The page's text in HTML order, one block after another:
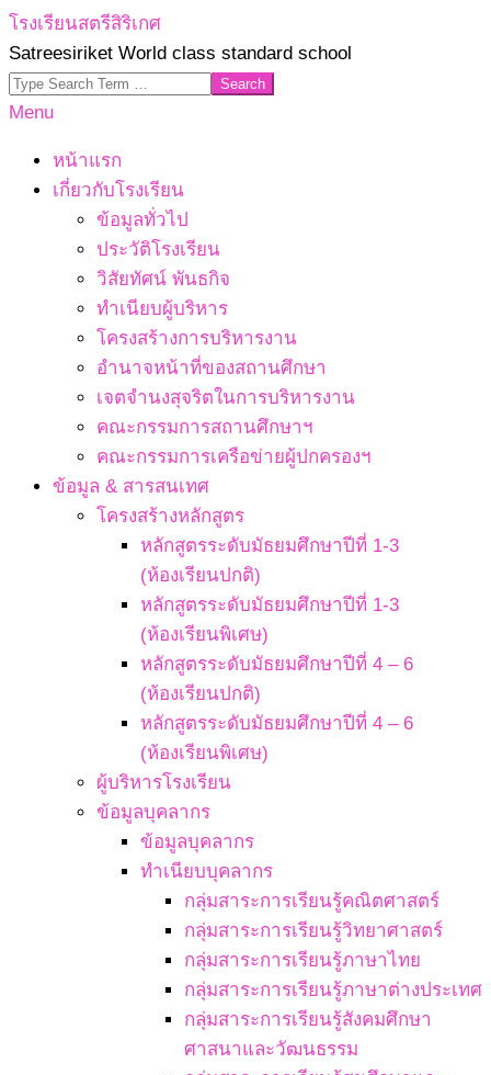
Skip
to
content
โรงเรียนสตรีสิริเกศ
Satreesiriket World class standard school
Search
Primary
Menu
Menu
หน้าแรก
เกี่ยวกับโรงเรียน
ข้อมูลทั่วไป
ประวัติโรงเรียน
วิสัยทัศน์ พันธกิจ
ทำเนียบผู้บริหาร
โครงสร้างการบริหารงาน
อำนาจหน้าที่ของสถานศึกษา
เจตจํานงสุจริตในการบริหารงาน
คณะกรรมการสถานศึกษาฯ
คณะกรรมการเครือข่ายผู้ปกครองฯ
ข้อมูล & สารสนเทศ
โครงสร้างหลักสูตร
หลักสูตรระดับมัธยมศึกษาปีที่ 1-3
(ห้องเรียนปกติ)
หลักสูตรระดับมัธยมศึกษาปีที่ 1-3
(ห้องเรียนพิเศษ)
หลักสูตรระดับมัธยมศึกษาปีที่ 4 – 6
(ห้องเรียนปกติ)
หลักสูตรระดับมัธยมศึกษาปีที่ 4 – 6
(ห้องเรียนพิเศษ)
ผู้บริหารโรงเรียน
ข้อมูลบุคลากร
ข้อมูลบุคลากร
ทำเนียบบุคลากร
กลุ่มสาระการเรียนรู้คณิตศาสตร์
กลุ่มสาระการเรียนรู้วิทยาศาสตร์
กลุ่มสาระการเรียนรู้ภาษาไทย
กลุ่มสาระการเรียนรู้ภาษาต่างประเทศ
กลุ่มสาระการเรียนรู้สังคมศึกษา
ศาสนาและวัฒนธรรม